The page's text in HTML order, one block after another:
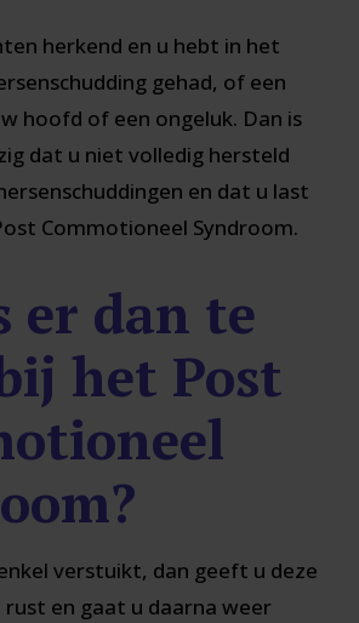
herkend en u hebt in het
gehad, of een
hoofd of een ongeluk. Dan is
dat u niet volledig hersteld
en dat u last
Commotioneel Syndroom.
er dan te
het Post
verstuikt, dan geeft u deze
en gaat u daarna weer